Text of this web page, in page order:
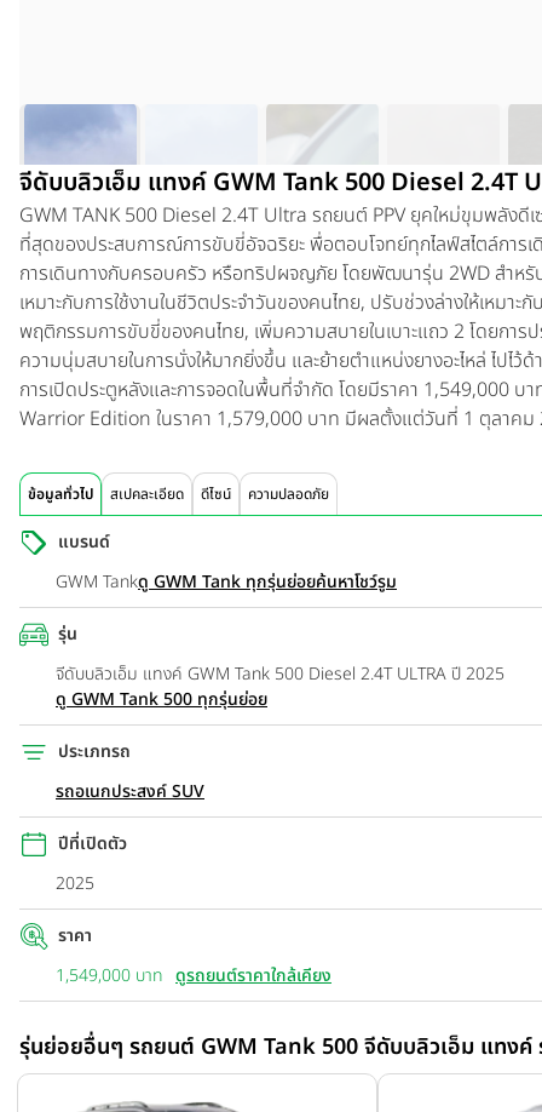
จีดับบลิวเอ็ม แทงค์ GWM Tank 500 Diesel 2.4T
GWM TANK 500 Diesel 2.4T Ultra รถยนต์ PPV ยุคใหม่ขุมพลังดี
ที่สุดของประสบการณ์การขับขี่อัจฉริยะ พื่อตอบโจทย์ทุกไลฟ์สไตล์การเ
การเดินทางกับครอบครัว หรือทริปผจญภัย โดยพัฒนารุ่น 2WD สำหรับ
เหมาะกับการใช้งานในชีวิตประจำวันของคนไทย, ปรับช่วงล่างให้เหมาะ
พฤติกรรมการขับขี่ของคนไทย, เพิ่มความสบายในเบาะแถว 2 โดยการ
ความนุ่มสบายในการนั่งให้มากยิ่งขึ้น และย้ายตำแหน่งยางอะไหล่ ไปไว้
การเปิดประตูหลังและการจอดในพื้นที่จำกัด โดยมีราคา 1,549,000
Warrior Edition ในราคา 1,579,000 บาท มีผลตั้งแต่วันที่ 1 ตุลาคม
ข้อมูลทั่วไป สเปคละเอียด ดีไซน์ ความปลอดภัย
แบรนด์
GWM Tankดู GWM Tank ทุกรุ่นย่อยค้นหาโชว์รูม
รุ่น
จีดับบลิวเอ็ม แทงค์ GWM Tank 500 Diesel 2.4T ULTRA ปี 2025
ดู GWM Tank 500 ทุกรุ่นย่อย
ประเภทรถ
รถอเนกประสงค์ SUV
ปีที่เปิดตัว
2025
ราคา
1,549,000 บาท ดูรถยนต์ราคาใกล้เคียง
รุ่นย่อยอื่นๆ รถยนต์ GWM Tank 500 จีดับบลิวเอ็ม แทงค์